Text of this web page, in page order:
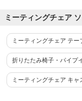
座り心地もデザイ
ミーティングチェア
ミーティングチェア テー
折りたたみ椅子・パイプ
ミーティングチェア キャ